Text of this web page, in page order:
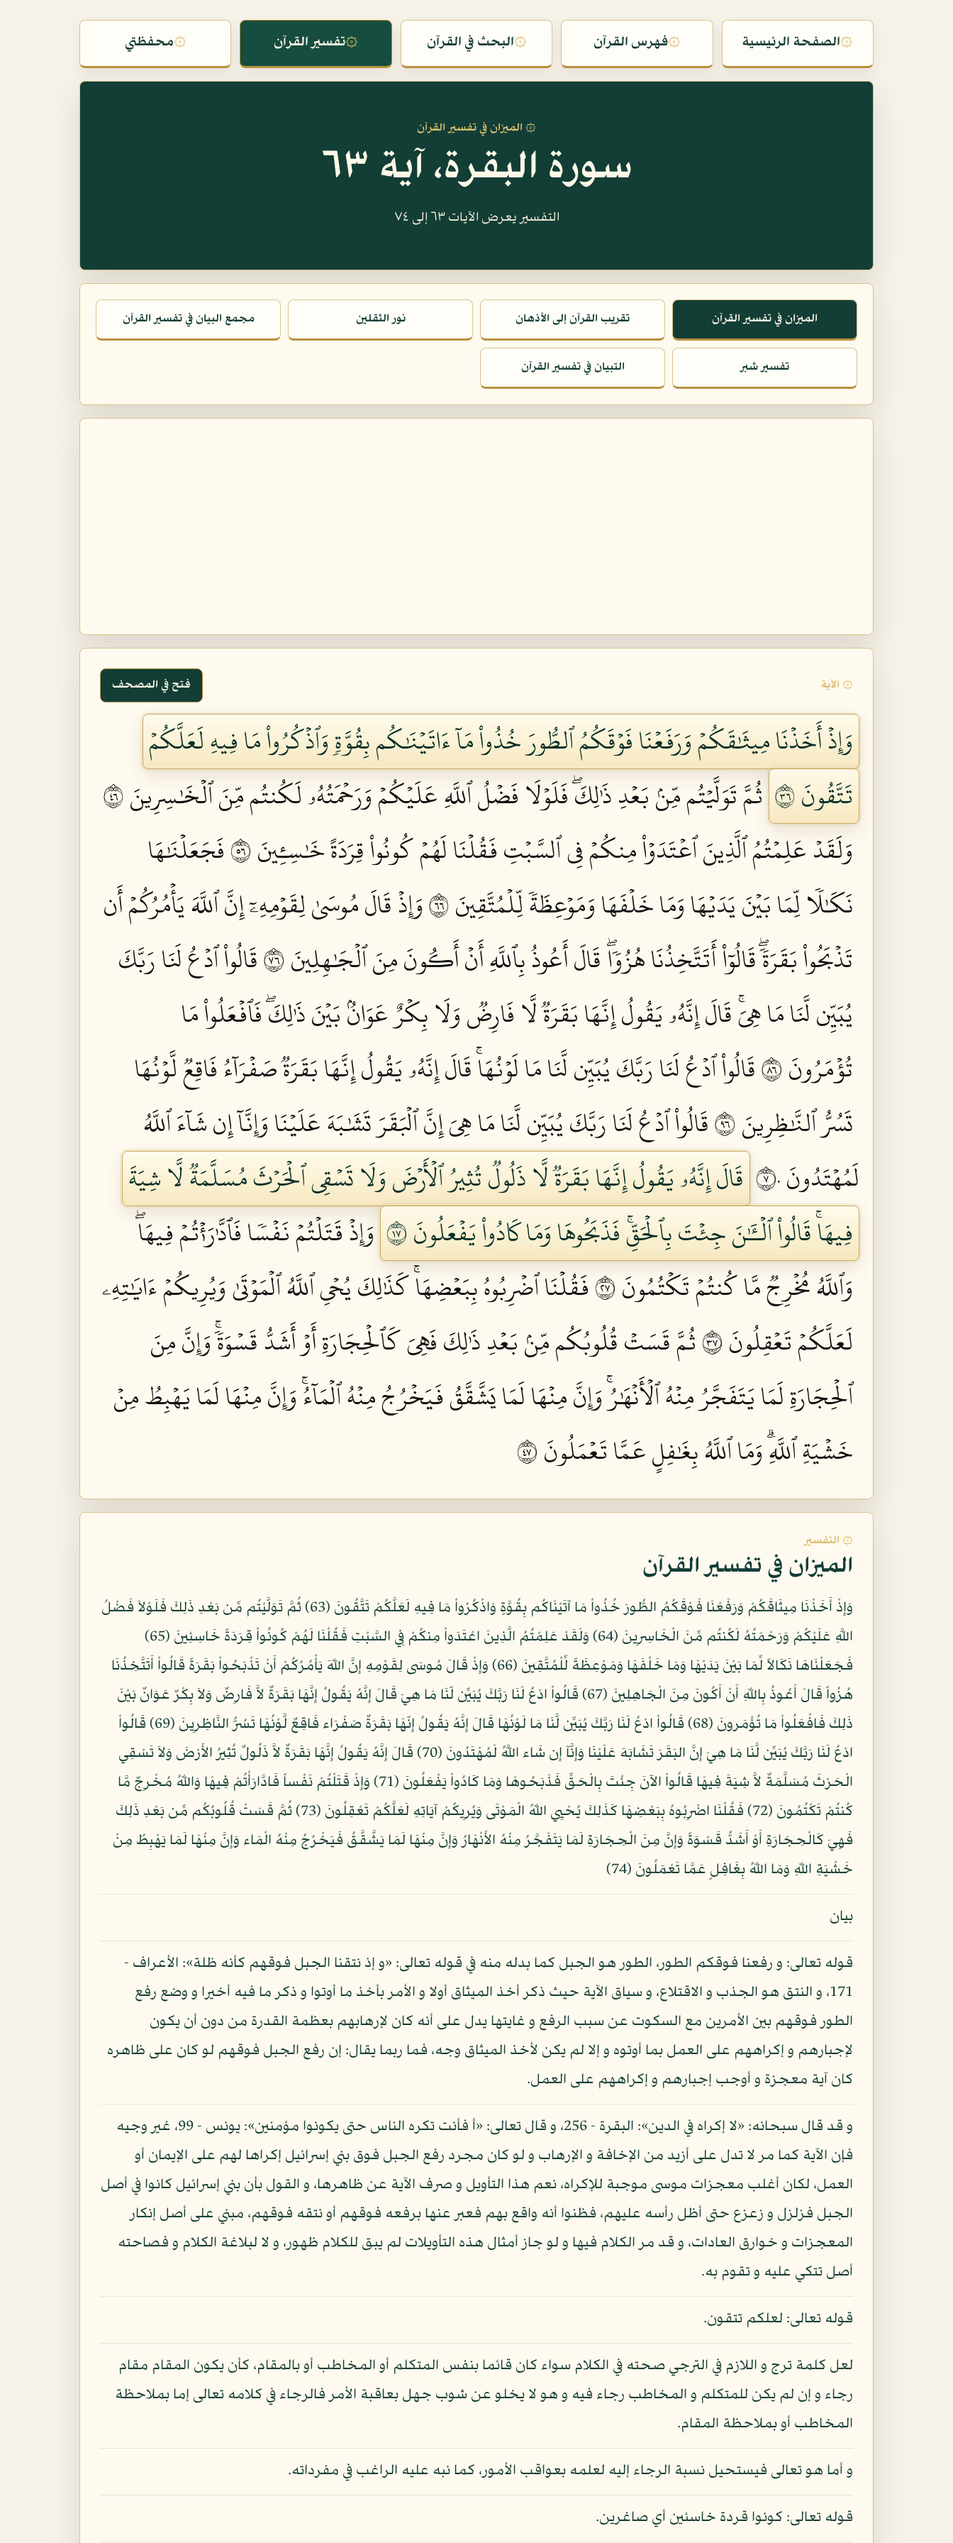
۞الصفحة الرئيسية ۞فهرس القرآن ۞البحث في القرآن ۞تفسير القرآن ۞محفظتي
۞ الميزان في تفسير القرآن
سورة البقرة، آية ٦٣
التفسير يعرض الآيات ٦٣ إلى ٧٤
الميزان في تفسير القرآن تقريب القرآن إلى الأذهان نور الثقلين مجمع البيان في تفسير القرآن
تفسير شبر التبيان في تفسير القرآن
۞ الآية فتح في المصحف
وَإِذۡ أَخَذۡنَا مِيثَٰقَكُمۡ وَرَفَعۡنَا فَوۡقَكُمُ ٱلطُّورَ خُذُواْ مَآ ءَاتَيۡنَٰكُم بِقُوَّةٖ وَٱذۡكُرُواْ مَا فِيهِ لَعَلَّكُمۡ
تَتَّقُونَ ٦٣
ثُمَّ تَوَلَّيۡتُم مِّنۢ بَعۡدِ ذَٰلِكَۖ فَلَوۡلَا فَضۡلُ ٱللَّهِ عَلَيۡكُمۡ وَرَحۡمَتُهُۥ لَكُنتُم مِّنَ ٱلۡخَٰسِرِينَ ٦٤
وَلَقَدۡ عَلِمۡتُمُ ٱلَّذِينَ ٱعۡتَدَوۡاْ مِنكُمۡ فِي ٱلسَّبۡتِ فَقُلۡنَا لَهُمۡ كُونُواْ قِرَدَةً خَٰسِـِٔينَ ٦٥
فَجَعَلۡنَٰهَا
نَكَٰلٗا لِّمَا بَيۡنَ يَدَيۡهَا وَمَا خَلۡفَهَا وَمَوۡعِظَةٗ لِّلۡمُتَّقِينَ ٦٦
وَإِذۡ قَالَ مُوسَىٰ لِقَوۡمِهِۦٓ إِنَّ ٱللَّهَ يَأۡمُرُكُمۡ أَن
تَذۡبَحُواْ بَقَرَةٗۖ قَالُوٓاْ أَتَتَّخِذُنَا هُزُوٗاۖ قَالَ أَعُوذُ بِٱللَّهِ أَنۡ أَكُونَ مِنَ ٱلۡجَٰهِلِينَ ٦٧
قَالُواْ ٱدۡعُ لَنَا رَبَّكَ
يُبَيِّن لَّنَا مَا هِيَۚ قَالَ إِنَّهُۥ يَقُولُ إِنَّهَا بَقَرَةٞ لَّا فَارِضٞ وَلَا بِكۡرٌ عَوَانُۢ بَيۡنَ ذَٰلِكَۖ فَٱفۡعَلُواْ مَا
تُؤۡمَرُونَ ٦٨
قَالُواْ ٱدۡعُ لَنَا رَبَّكَ يُبَيِّن لَّنَا مَا لَوۡنُهَاۚ قَالَ إِنَّهُۥ يَقُولُ إِنَّهَا بَقَرَةٞ صَفۡرَآءُ فَاقِعٞ لَّوۡنُهَا
تَسُرُّ ٱلنَّٰظِرِينَ ٦٩
قَالُواْ ٱدۡعُ لَنَا رَبَّكَ يُبَيِّن لَّنَا مَا هِيَ إِنَّ ٱلۡبَقَرَ تَشَٰبَهَ عَلَيۡنَا وَإِنَّآ إِن شَآءَ ٱللَّهُ
لَمُهۡتَدُونَ ٧٠
قَالَ إِنَّهُۥ يَقُولُ إِنَّهَا بَقَرَةٞ لَّا ذَلُولٞ تُثِيرُ ٱلۡأَرۡضَ وَلَا تَسۡقِي ٱلۡحَرۡثَ مُسَلَّمَةٞ لَّا شِيَةَ
فِيهَاۚ قَالُواْ ٱلۡـَٰٔنَ جِئۡتَ بِٱلۡحَقِّۚ فَذَبَحُوهَا وَمَا كَادُواْ يَفۡعَلُونَ ٧١
وَإِذۡ قَتَلۡتُمۡ نَفۡسٗا فَٱدَّٰرَٰءۡتُمۡ فِيهَاۖ
وَٱللَّهُ مُخۡرِجٞ مَّا كُنتُمۡ تَكۡتُمُونَ ٧٢
فَقُلۡنَا ٱضۡرِبُوهُ بِبَعۡضِهَاۚ كَذَٰلِكَ يُحۡيِ ٱللَّهُ ٱلۡمَوۡتَىٰ وَيُرِيكُمۡ ءَايَٰتِهِۦ
لَعَلَّكُمۡ تَعۡقِلُونَ ٧٣
ثُمَّ قَسَتۡ قُلُوبُكُم مِّنۢ بَعۡدِ ذَٰلِكَ فَهِيَ كَٱلۡحِجَارَةِ أَوۡ أَشَدُّ قَسۡوَةٗۚ وَإِنَّ مِنَ
ٱلۡحِجَارَةِ لَمَا يَتَفَجَّرُ مِنۡهُ ٱلۡأَنۡهَٰرُۚ وَإِنَّ مِنۡهَا لَمَا يَشَّقَّقُ فَيَخۡرُجُ مِنۡهُ ٱلۡمَآءُۚ وَإِنَّ مِنۡهَا لَمَا يَهۡبِطُ مِنۡ
خَشۡيَةِ ٱللَّهِۗ وَمَا ٱللَّهُ بِغَٰفِلٍ عَمَّا تَعۡمَلُونَ ٧٤
۞ التفسير
الميزان في تفسير القرآن
وَإِذْ أَخَذْنَا مِيثَاقَكُمْ وَرَفَعْنَا فَوْقَكُمُ الطُّورَ خُذُواْ مَا آتَيْنَاكُم بِقُوَّةٍ وَاذْكُرُواْ مَا فِيهِ لَعَلَّكُمْ تَتَّقُونَ (63) ثُمَّ تَوَلَّيْتُم مِّن بَعْدِ ذَلِكَ فَلَوْلاَ فَضْلُ
اللَّهِ عَلَيْكُمْ وَرَحْمَتُهُ لَكُنتُم مِّنَ الْخَاسِرِينَ (64) وَلَقَدْ عَلِمْتُمُ الَّذِينَ اعْتَدَواْ مِنكُمْ فِي السَّبْتِ فَقُلْنَا لَهُمْ كُونُواْ قِرَدَةً خَاسِئِينَ (65)
فَجَعَلْنَاهَا نَكَالاً لِّمَا بَيْنَ يَدَيْهَا وَمَا خَلْفَهَا وَمَوْعِظَةً لِّلْمُتَّقِينَ (66) وَإِذْ قَالَ مُوسَى لِقَوْمِهِ إِنَّ اللّهَ يَأْمُرُكُمْ أَنْ تَذْبَحُواْ بَقَرَةً قَالُواْ أَتَتَّخِذُنَا
هُزُواً قَالَ أَعُوذُ بِاللّهِ أَنْ أَكُونَ مِنَ الْجَاهِلِينَ (67) قَالُواْ ادْعُ لَنَا رَبَّكَ يُبَيِّن لّنَا مَا هِيَ قَالَ إِنَّهُ يَقُولُ إِنَّهَا بَقَرَةٌ لاَّ فَارِضٌ وَلاَ بِكْرٌ عَوَانٌ بَيْنَ
ذَلِكَ فَافْعَلُواْ مَا تُؤْمَرونَ (68) قَالُواْ ادْعُ لَنَا رَبَّكَ يُبَيِّن لَّنَا مَا لَوْنُهَا قَالَ إِنَّهُ يَقُولُ إِنّهَا بَقَرَةٌ صَفْرَاء فَاقِعٌ لَّوْنُهَا تَسُرُّ النَّاظِرِينَ (69) قَالُواْ
ادْعُ لَنَا رَبَّكَ يُبَيِّن لَّنَا مَا هِيَ إِنَّ البَقَرَ تَشَابَهَ عَلَيْنَا وَإِنَّآ إِن شَاء اللَّهُ لَمُهْتَدُونَ (70) قَالَ إِنَّهُ يَقُولُ إِنَّهَا بَقَرَةٌ لاَّ ذَلُولٌ تُثِيرُ الأَرْضَ وَلاَ تَسْقِي
الْحَرْثَ مُسَلَّمَةٌ لاَّ شِيَةَ فِيهَا قَالُواْ الآنَ جِئْتَ بِالْحَقِّ فَذَبَحُوهَا وَمَا كَادُواْ يَفْعَلُونَ (71) وَإِذْ قَتَلْتُمْ نَفْساً فَادَّارَأْتُمْ فِيهَا وَاللّهُ مُخْرِجٌ مَّا
كُنتُمْ تَكْتُمُونَ (72) فَقُلْنَا اضْرِبُوهُ بِبَعْضِهَا كَذَلِكَ يُحْيِي اللّهُ الْمَوْتَى وَيُرِيكُمْ آيَاتِهِ لَعَلَّكُمْ تَعْقِلُونَ (73) ثُمَّ قَسَتْ قُلُوبُكُم مِّن بَعْدِ ذَلِكَ
فَهِيَ كَالْحِجَارَةِ أَوْ أَشَدُّ قَسْوَةً وَإِنَّ مِنَ الْحِجَارَةِ لَمَا يَتَفَجَّرُ مِنْهُ الأَنْهَارُ وَإِنَّ مِنْهَا لَمَا يَشَّقَّقُ فَيَخْرُجُ مِنْهُ الْمَاء وَإِنَّ مِنْهَا لَمَا يَهْبِطُ مِنْ
خَشْيَةِ اللّهِ وَمَا اللّهُ بِغَافِلٍ عَمَّا تَعْمَلُونَ (74)
بيان
قوله تعالى: و رفعنا فوقكم الطور، الطور هو الجبل كما بدله منه في قوله تعالى: «و إذ نتقنا الجبل فوقهم كأنه ظلة»: الأعراف -
171، و النتق هو الجذب و الاقتلاع، و سياق الآية حيث ذكر أخذ الميثاق أولا و الأمر بأخذ ما أوتوا و ذكر ما فيه أخيرا و وضع رفع
الطور فوقهم بين الأمرين مع السكوت عن سبب الرفع و غايتها يدل على أنه كان لإرهابهم بعظمة القدرة من دون أن يكون
لإجبارهم و إكراههم على العمل بما أوتوه و إلا لم يكن لأخذ الميثاق وجه، فما ربما يقال: إن رفع الجبل فوقهم لو كان على ظاهره
كان آية معجزة و أوجب إجبارهم و إكراههم على العمل.
و قد قال سبحانه: «لا إكراه في الدين»: البقرة - 256، و قال تعالى: «أ فأنت تكره الناس حتى يكونوا مؤمنين»: يونس - 99، غير وجيه
فإن الآية كما مر لا تدل على أزيد من الإخافة و الإرهاب و لو كان مجرد رفع الجبل فوق بني إسرائيل إكراها لهم على الإيمان أو
العمل، لكان أغلب معجزات موسى موجبة للإكراه، نعم هذا التأويل و صرف الآية عن ظاهرها، و القول بأن بني إسرائيل كانوا في أصل
الجبل فزلزل و زعزع حتى أظل رأسه عليهم، فظنوا أنه واقع بهم فعبر عنها برفعه فوقهم أو نتقه فوقهم، مبني على أصل إنكار
المعجزات و خوارق العادات، و قد مر الكلام فيها و لو جاز أمثال هذه التأويلات لم يبق للكلام ظهور، و لا لبلاغة الكلام و فصاحته
أصل تتكي عليه و تقوم به.
قوله تعالى: لعلكم تتقون.
لعل كلمة ترج و اللازم في الترجي صحته في الكلام سواء كان قائما بنفس المتكلم أو المخاطب أو بالمقام، كأن يكون المقام مقام
رجاء و إن لم يكن للمتكلم و المخاطب رجاء فيه و هو لا يخلو عن شوب جهل بعاقبة الأمر فالرجاء في كلامه تعالى إما بملاحظة
المخاطب أو بملاحظة المقام.
و أما هو تعالى فيستحيل نسبة الرجاء إليه لعلمه بعواقب الأمور، كما نبه عليه الراغب في مفرداته.
قوله تعالى: كونوا قردة خاسئين أي صاغرين.